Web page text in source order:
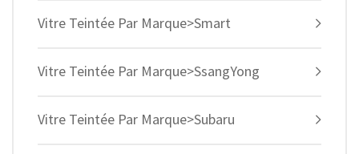
Vitre Teintée Par Marque>Smart
Vitre Teintée Par Marque>SsangYong
Vitre Teintée Par Marque>Subaru